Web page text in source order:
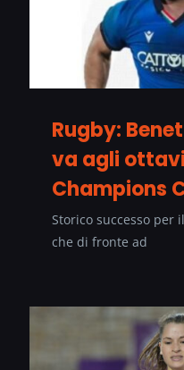
Rugby:
va agli
Champions
Storico successo per
che di fronte ad